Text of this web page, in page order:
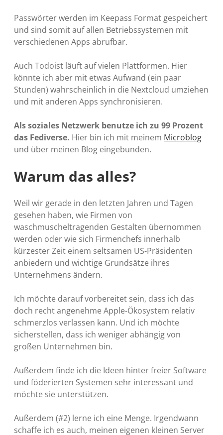
Passwörter werden im Keepass Format gespeichert
und sind somit auf allen Betriebssystemen mit
verschiedenen Apps abrufbar.
Auch Todoist läuft auf vielen Plattformen. Hier
könnte ich aber mit etwas Aufwand (ein paar
Stunden) wahrscheinlich in die Nextcloud umziehen
und mit anderen Apps synchronisieren.
Als soziales Netzwerk benutze ich zu 99 Prozent
das Fediverse. Hier bin ich mit meinem Microblog
und über meinen Blog eingebunden.
Warum das alles?
Weil wir gerade in den letzten Jahren und Tagen
gesehen haben, wie Firmen von
waschmuscheltragenden Gestalten übernommen
werden oder wie sich Firmenchefs innerhalb
kürzester Zeit einem seltsamen US-Präsidenten
anbiedern und wichtige Grundsätze ihres
Unternehmens ändern.
Ich möchte darauf vorbereitet sein, dass ich das
doch recht angenehme Apple-Ökosystem relativ
schmerzlos verlassen kann. Und ich möchte
sicherstellen, dass ich weniger abhängig von
großen Unternehmen bin.
Außerdem finde ich die Ideen hinter freier Software
und föderierten Systemen sehr interessant und
möchte sie unterstützen.
Außerdem (#2) lerne ich eine Menge. Irgendwann
schaffe ich es auch, meinen eigenen kleinen Server